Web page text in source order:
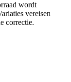
wordt
vereisen
correctie.